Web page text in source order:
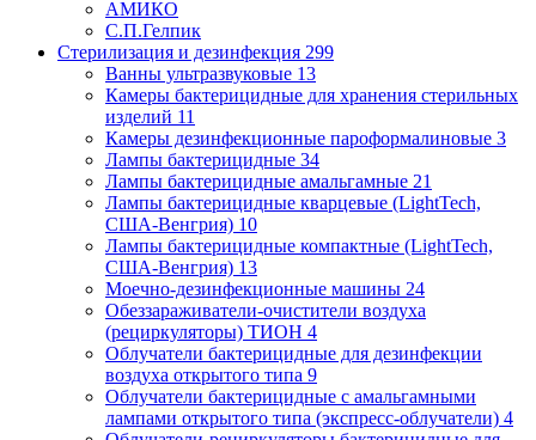
АМИКО
С.П.Гелпик
Стерилизация и дезинфекция 299
Ванны ультразвуковые 13
Камеры бактерицидные для хранения стерильных
изделий 11
Камеры дезинфекционные пароформалиновые 3
Лампы бактерицидные 34
Лампы бактерицидные амальгамные 21
Лампы бактерицидные кварцевые (LightTech,
США-Венгрия) 10
Лампы бактерицидные компактные (LightTech,
США-Венгрия) 13
Моечно-дезинфекционные машины 24
Обеззараживатели-очистители воздуха
(рециркуляторы) ТИОН 4
Облучатели бактерицидные для дезинфекции
воздуха открытого типа 9
Облучатели бактерицидные с амальгамными
лампами открытого типа (экспресс-облучатели) 4